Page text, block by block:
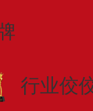
行业佼